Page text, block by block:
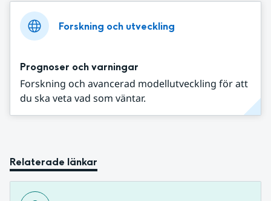
Forskning och utveckling
Prognoser och varningar
Forskning och avancerad modellutveckling för att
du ska veta vad som väntar.
Relaterade länkar